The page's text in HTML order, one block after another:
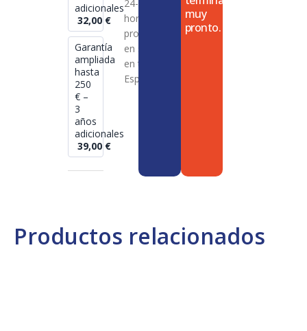
Productos relacionados
adicionales
32,00 €
Garantía
ampliada
hasta
250
€ –
3
años
adicionales
39,00 €
24-72
horas en
productos
en stock
en toda
España
muy
pronto.